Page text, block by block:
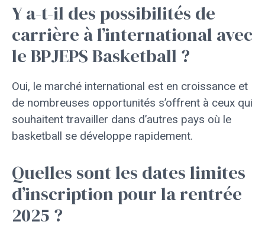
Y a-t-il des possibilités de
carrière à l’international avec
le BPJEPS Basketball ?
Oui, le marché international est en croissance et
de nombreuses opportunités s’offrent à ceux qui
souhaitent travailler dans d’autres pays où le
basketball se développe rapidement.
Quelles sont les dates limites
d’inscription pour la rentrée
2025 ?